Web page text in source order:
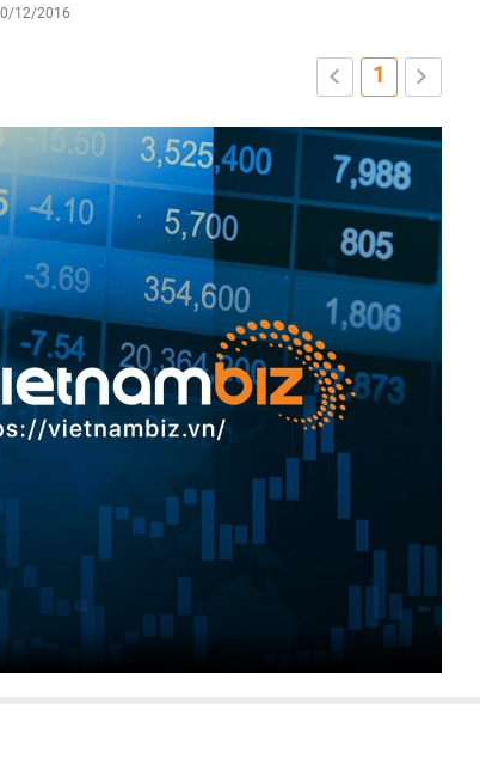
12/2016
1